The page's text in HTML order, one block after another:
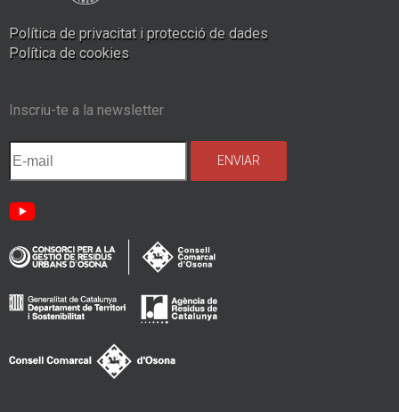
Política de privacitat i protecció de dades
Política de cookies
Inscriu-te a la newsletter